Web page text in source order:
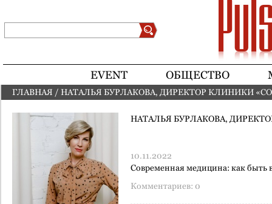
EVENT ОБЩЕСТВО
ВЫ ЗДЕСЬ
ГЛАВНАЯ / НАТАЛЬЯ БУРЛАКОВА, ДИРЕКТОР КЛИНИКИ
НАТАЛЬЯ БУРЛАКОВА,
10.11.2022
Современная медицина: как быть
Комментариев: 0